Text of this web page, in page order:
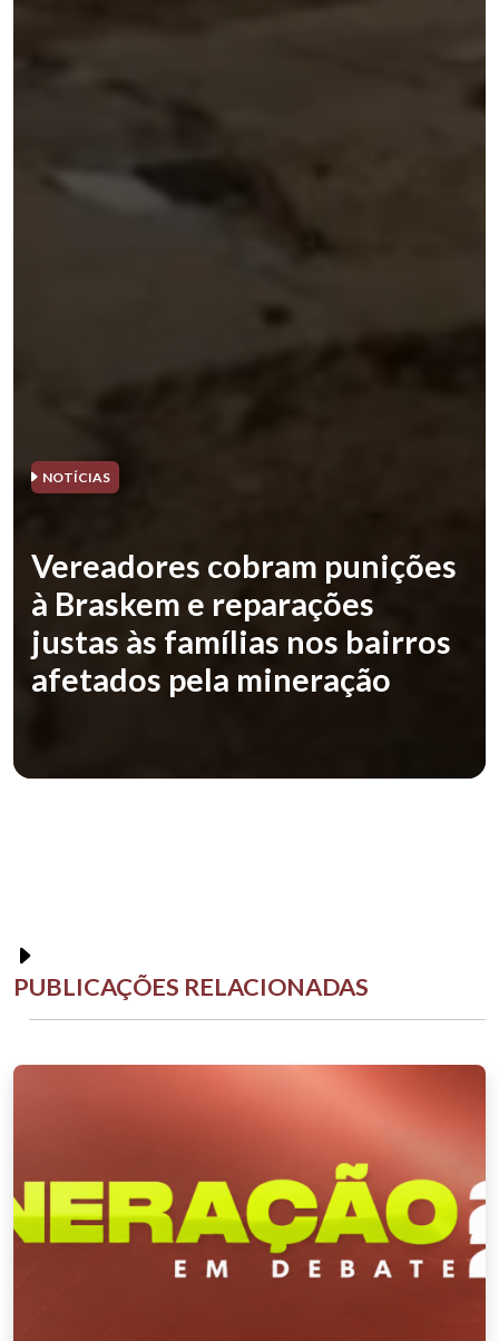
NOTÍCIAS
Vereadores cobram punições
à Braskem e reparações
justas às famílias nos bairros
afetados pela mineração
PUBLICAÇÕES RELACIONADAS